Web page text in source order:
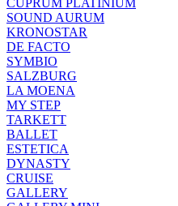
CUPRUM PLATINIUM
SOUND AURUM
KRONOSTAR
DE FACTO
SYMBIO
SALZBURG
LA MOENA
MY STEP
TARKETT
BALLET
ESTETICA
DYNASTY
CRUISE
GALLERY